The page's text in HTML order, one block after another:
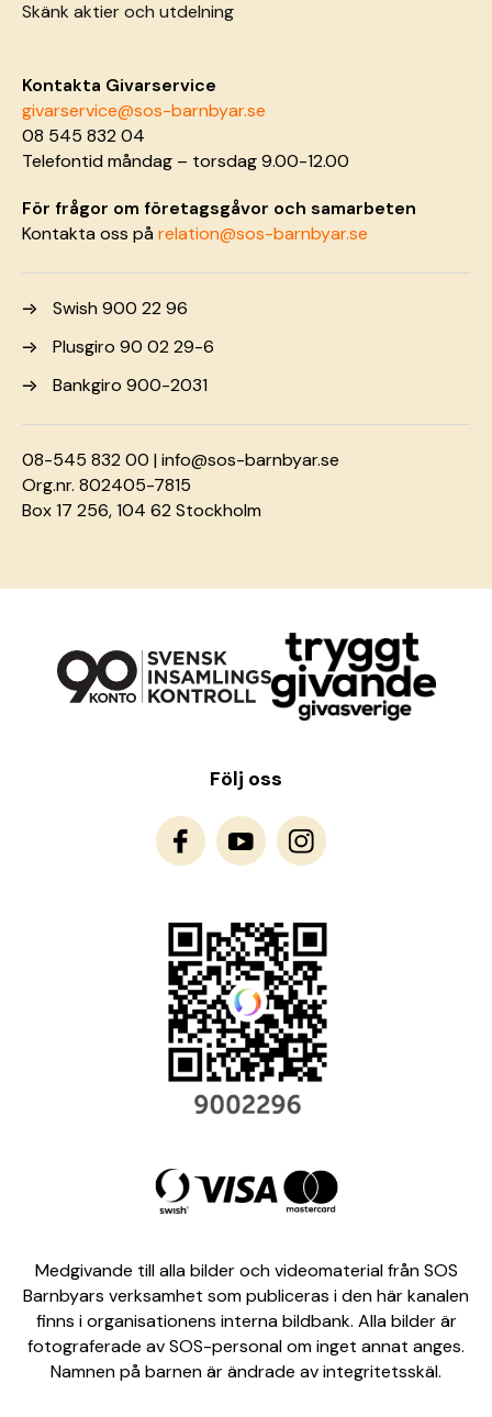
Skänk aktier och utdelning
Kontakta Givarservice
givarservice@sos-barnbyar.se
08 545 832 04
Telefontid måndag – torsdag 9.00-12.00
För frågor om företagsgåvor och samarbeten
Kontakta oss pårelation@sos-barnbyar.se
Swish 900 22 96
Plusgiro 90 02 29-6
Bankgiro 900-2031
08-545 832 00 |info@sos-barnbyar.se
Org.nr. 802405-7815
Box 17 256, 104 62 Stockholm
Följ oss
Medgivande till alla bilder och videomaterial från SOS
Barnbyars verksamhet som publiceras i den här kanalen
finns i organisationens interna bildbank. Alla bilder är
fotograferade av SOS-personal om inget annat anges.
Namnen på barnen är ändrade av integritetsskäl.